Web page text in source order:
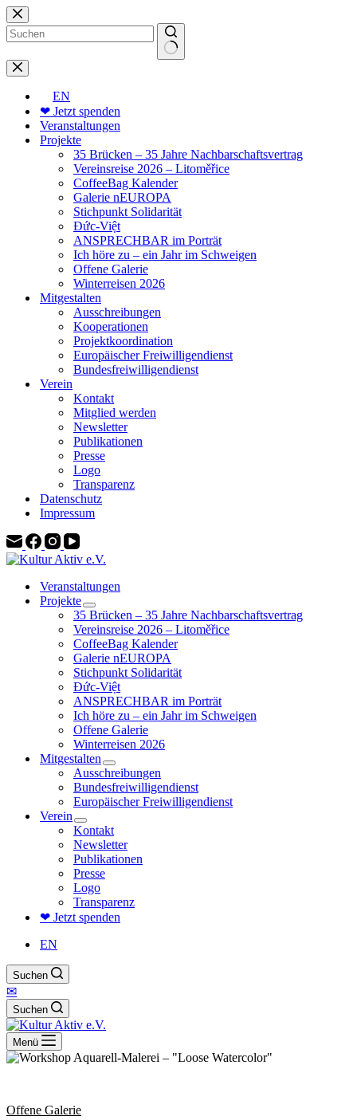
Zum
Inhalt
springen
Keine
Ergebnisse
EN
❤ Jetzt spenden
Veranstaltungen
Projekte
35 Brücken – 35 Jahre Nachbarschaftsvertrag
Vereinsreise 2026 – Litoměřice
CoffeeBag Kalender
Galerie nEUROPA
Stichpunkt Solidarität
Đức-Việt
ANSPRECHBAR im Porträt
Ich höre zu – ein Jahr im Schweigen
Offene Galerie
Winterreisen 2026
Mitgestalten
Ausschreibungen
Kooperationen
Projektkoordination
Europäischer Freiwilligendienst
Bundesfreiwilligendienst
Verein
Kontakt
Mitglied werden
Newsletter
Publikationen
Presse
Logo
Transparenz
Datenschutz
Impressum
Veranstaltungen
Projekte
35 Brücken – 35 Jahre Nachbarschaftsvertrag
Vereinsreise 2026 – Litoměřice
CoffeeBag Kalender
Galerie nEUROPA
Stichpunkt Solidarität
Đức-Việt
ANSPRECHBAR im Porträt
Ich höre zu – ein Jahr im Schweigen
Offene Galerie
Winterreisen 2026
Mitgestalten
Ausschreibungen
Bundesfreiwilligendienst
Europäischer Freiwilligendienst
Verein
Kontakt
Newsletter
Publikationen
Presse
Logo
Transparenz
❤ Jetzt spenden
EN
Suchen
✉
Suchen
Menü
Offene Galerie